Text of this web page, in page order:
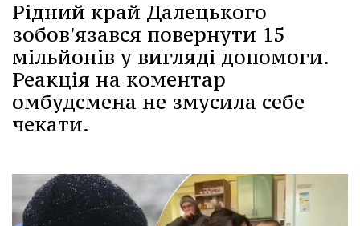
Рідний край Далецького
зобов'язався повернути 15
мільйонів у вигляді допомоги.
Реакція на коментар
омбудсмена не змусила себе
чекати.